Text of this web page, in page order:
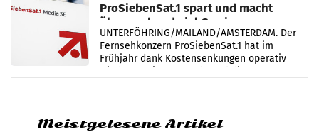
ProSiebenSat.1 spart und macht
überraschend viel Gewinn
UNTERFÖHRING/MAILAND/AMSTERDAM. Der
Fernsehkonzern ProSiebenSat.1 hat im
Frühjahr dank Kostensenkungen operativ
Meistgelesene Artikel